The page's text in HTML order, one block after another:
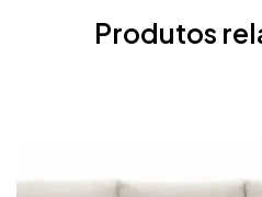
Produtos